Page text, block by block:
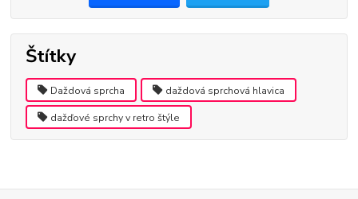
Štítky
Daždová sprcha daždová sprchová hlavica
dažďové sprchy v retro štýle